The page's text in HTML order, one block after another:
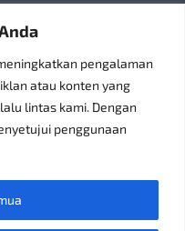
pengalaman
atau konten yang
lintas kami. Dengan
penggunaan
Vertikal
in Singapore
Terbaik